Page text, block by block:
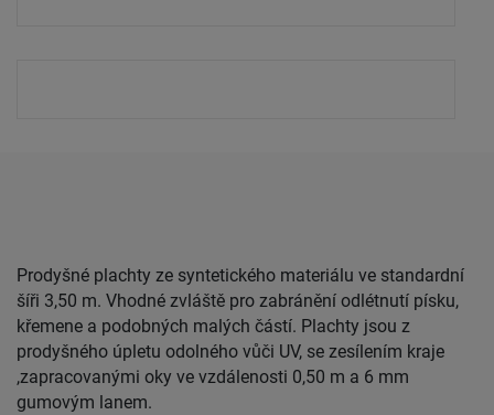
Prodyšné plachty ze syntetického materiálu ve standardní
šíři 3,50 m. Vhodné zvláště pro zabránění odlétnutí písku,
křemene a podobných malých částí. Plachty jsou z
prodyšného úpletu odolného vůči UV, se zesílením kraje
,zapracovanými oky ve vzdálenosti 0,50 m a 6 mm
gumovým lanem.